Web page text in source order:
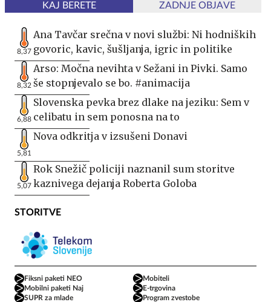
KAJ BERETE ZADNJE OBJAVE
8,37
Ana Tavčar srečna v novi službi: Ni hodniških
govoric, kavic, šušljanja, igric in politike
8,32
Arso: Močna nevihta v Sežani in Pivki. Samo
še stopnjevalo se bo. #animacija
6,88
Slovenska pevka brez dlake na jeziku: Sem v
celibatu in sem ponosna na to
5,81
Nova odkritja v izsušeni Donavi
5,07
Rok Snežič policiji naznanil sum storitve
kaznivega dejanja Roberta Goloba
STORITVE
Fiksni paketi NEO
Mobiteli
Mobilni paketi Naj
E-trgovina
SUPR za mlade
Program zvestobe